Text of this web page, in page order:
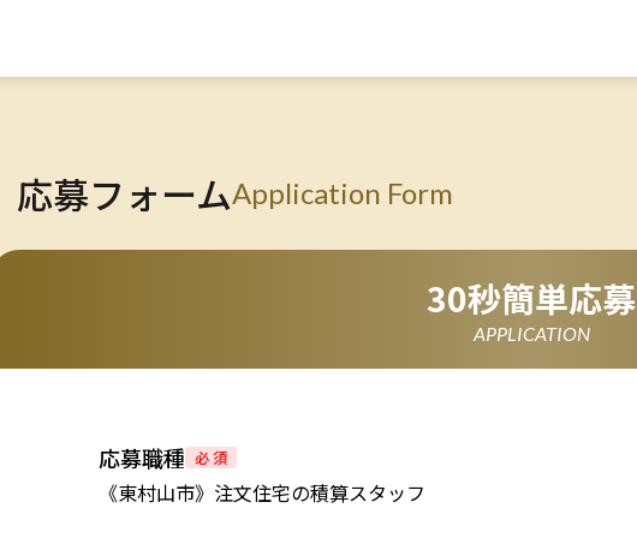
応募フォームApplication Form
30秒簡単応募
APPLICATION
応募職種 必 須
《東村山市》注文住宅の積算スタッフ